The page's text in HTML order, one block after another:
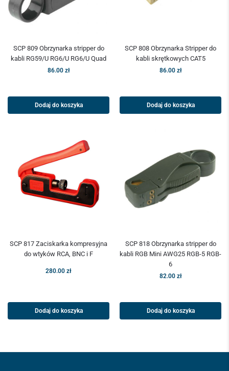
SCP 809 Obrzynarka stripper do
kabli RG59/U RG6/U RG6/U Quad
86.00 zł
Dodaj do koszyka
SCP 808 Obrzynarka Stripper do
kabli skrętkowych CAT5
86.00 zł
Dodaj do koszyka
SCP 817 Zaciskarka kompresyjna
do wtyków RCA, BNC i F
280.00 zł
Dodaj do koszyka
SCP 818 Obrzynarka stripper do
kabli RGB Mini AWG25 RGB-5 RGB-
6
82.00 zł
Dodaj do koszyka